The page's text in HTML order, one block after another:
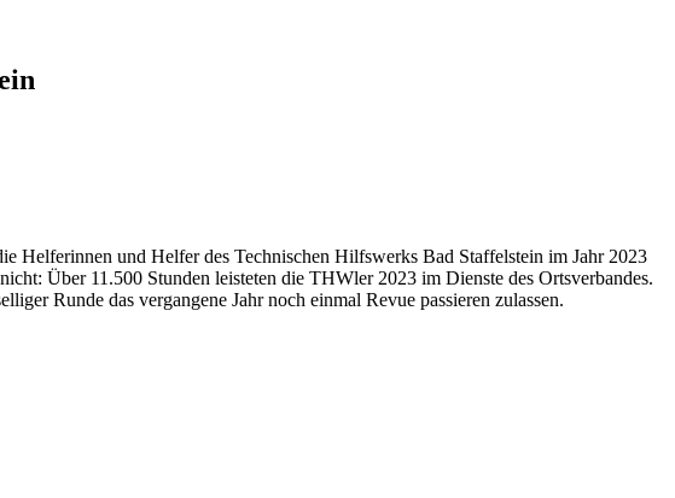
Helferinnen und Helfer des Technischen Hilfswerks Bad Staffelstein im Jahr 2023
Über 11.500 Stunden leisteten die THWler 2023 im Dienste des Ortsverbandes.
Runde das vergangene Jahr noch einmal Revue passieren zulassen.